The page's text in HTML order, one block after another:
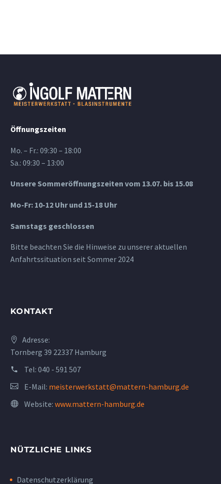
Öffnungszeiten
Mo. – Fr.: 09:30 – 18:00
Sa.: 09:30 – 13:00
Unsere Sommeröffnungszeiten vom 13.07. bis 15.08
Mo-Fr: 10-12 Uhr und 15-18 Uhr
Samstags geschlossen
Bitte beachten Sie die Hinweise zu unserer aktuellen
Anfahrtssituation seit Sommer 2024
KONTAKT
Adresse:
Tornberg 39 22337 Hamburg
Tel: 040 - 591 507
E-Mail: meisterwerkstatt@mattern-hamburg.de
Website: www.mattern-hamburg.de
NÜTZLICHE LINKS
Datenschutzerklärung